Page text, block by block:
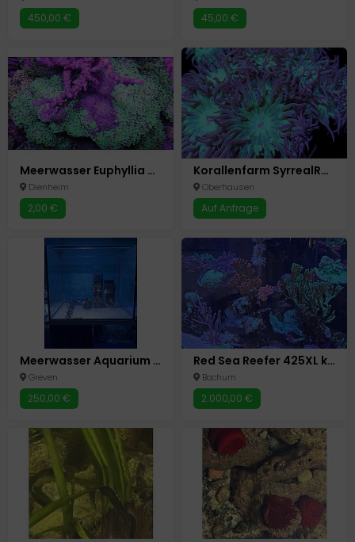
450,00 € 45,00 €
Meerwasser Euphyllia parancora paradevisa Goniopora Alveopora
Dienheim
2,00 €
Korallenfarm SyrrealReef - Beim CentrO Oberhausen
Oberhausen
Auf Anfrage
Meerwasser Aquarium komplett "sofort starten"
Greven
250,00 €
Red Sea Reefer 425XL komplett ohne Korallen
Bochum
2.000,00 €